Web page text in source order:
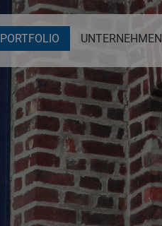
PORTFOLIO UNTERNEHMEN